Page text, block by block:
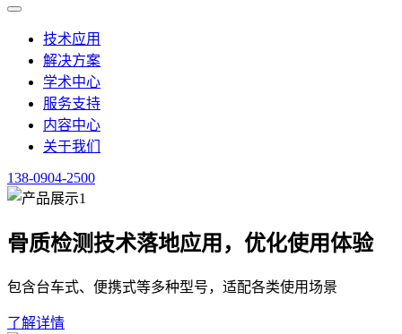
技术应用
解决方案
学术中心
服务支持
内容中心
关于我们
138-0904-2500
骨质检测技术落地应用，优化使用体验
包含台车式、便携式等多种型号，适配各类使用场景
了解详情